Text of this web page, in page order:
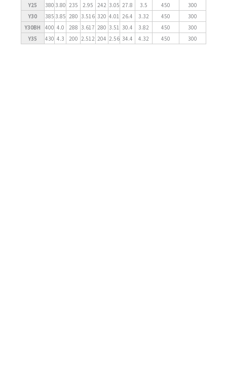
Y25
380 3.80 235 2.95 242 3.05 27.8 3.5 450
300
Y30
385 3.85 280 3.516 320 4.01 26.4 3.32 450
300
Y30BH
400 4.0 288 3.617 280 3.51 30.4 3.82 450
300
Y35
430 4.3 200 2.512 204 2.56 34.4 4.32 450 300